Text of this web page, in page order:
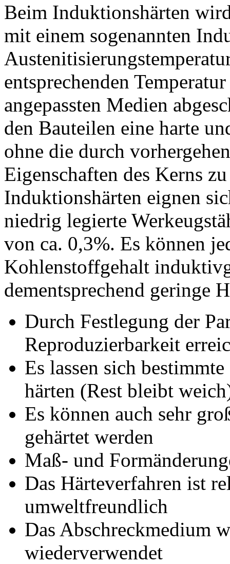
Beim Induktionshärten
mit einem sogenannten
entsprechenden
angepassten Medien
den Bauteilen eine harte
ohne die durch
Eigenschaften des Kerns
Induktionshärten eignen
niedrig legierte
von ca. 0,3%. Es können
Kohlenstoffgehalt
dementsprechend geringe
Durch Festlegung der
Reproduzierbarkeit
Es lassen sich
härten (Rest bleibt
Es können auch sehr
gehärtet werden
Maß- und
Das Härteverfahren ist
umweltfreundlich
Das Abschreckmedium
wiederverwendet